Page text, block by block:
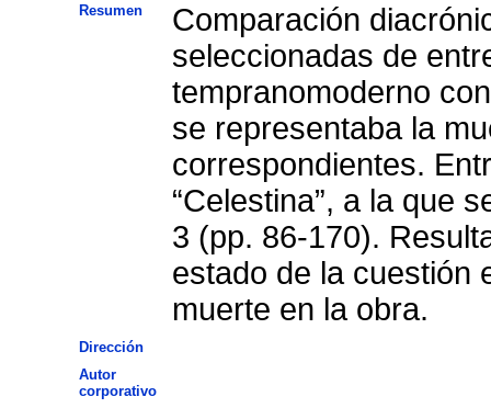
Resumen
Comparación
seleccionadas de
tempranomoderno
se representaba la
correspondientes.
“Celestina”, a la que
3 (pp. 86-170).
estado de la cuestión
muerte en la obra.
Dirección
Autor
corporativo